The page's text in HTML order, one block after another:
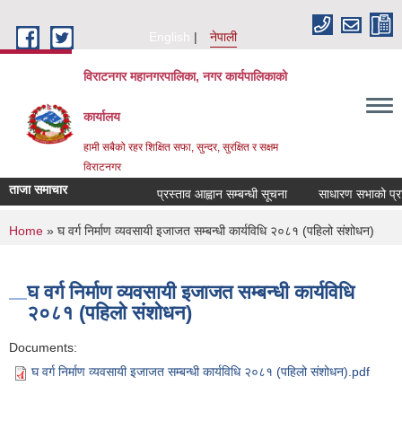
English
नेपाली
विराटनगर महानगरपालिका, नगर कार्यपालिकाको
कार्यालय
हामी सबैको रहर शिक्षित सफा, सुन्दर, सुरक्षित र सक्षम
विराटनगर
ताजा समाचार प्रस्ताव आह्वान सम्बन्धी सूचना साधारण सभाको
You are here
Home » घ वर्ग निर्माण व्यवसायी इजाजत सम्बन्धी कार्यविधि २०८१ (पहिलो संशोधन)
घ वर्ग निर्माण व्यवसायी इजाजत सम्बन्धी कार्यविधि
२०८१ (पहिलो संशोधन)
Documents:
घ वर्ग निर्माण व्यवसायी इजाजत सम्बन्धी कार्यविधि २०८१ (पहिलो संशोधन).pdf